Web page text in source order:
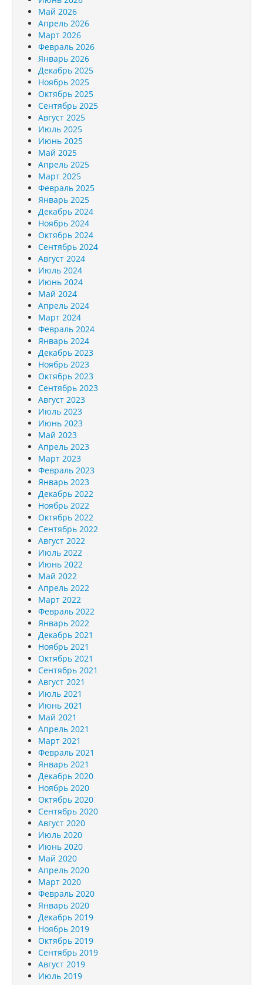
Май 2026
Апрель 2026
Март 2026
Февраль 2026
Январь 2026
Декабрь 2025
Ноябрь 2025
Октябрь 2025
Сентябрь 2025
Август 2025
Июль 2025
Июнь 2025
Май 2025
Апрель 2025
Март 2025
Февраль 2025
Январь 2025
Декабрь 2024
Ноябрь 2024
Октябрь 2024
Сентябрь 2024
Август 2024
Июль 2024
Июнь 2024
Май 2024
Апрель 2024
Март 2024
Февраль 2024
Январь 2024
Декабрь 2023
Ноябрь 2023
Октябрь 2023
Сентябрь 2023
Август 2023
Июль 2023
Июнь 2023
Май 2023
Апрель 2023
Март 2023
Февраль 2023
Январь 2023
Декабрь 2022
Ноябрь 2022
Октябрь 2022
Сентябрь 2022
Август 2022
Июль 2022
Июнь 2022
Май 2022
Апрель 2022
Март 2022
Февраль 2022
Январь 2022
Декабрь 2021
Ноябрь 2021
Октябрь 2021
Сентябрь 2021
Август 2021
Июль 2021
Июнь 2021
Май 2021
Апрель 2021
Март 2021
Февраль 2021
Январь 2021
Декабрь 2020
Ноябрь 2020
Октябрь 2020
Сентябрь 2020
Август 2020
Июль 2020
Июнь 2020
Май 2020
Апрель 2020
Март 2020
Февраль 2020
Январь 2020
Декабрь 2019
Ноябрь 2019
Октябрь 2019
Сентябрь 2019
Август 2019
Июль 2019